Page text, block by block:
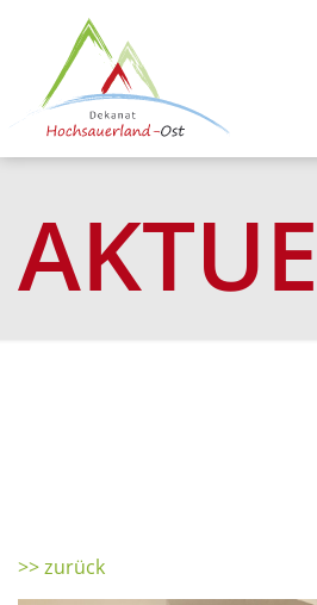
>> zurück